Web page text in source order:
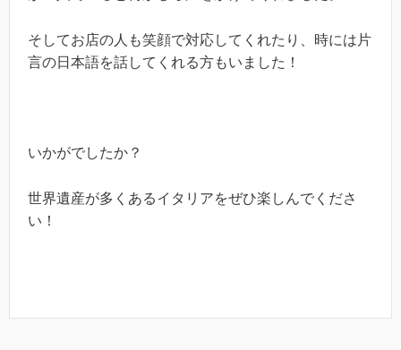
そしてお店の人も笑顔で対応してくれたり、時には片
言の日本語を話してくれる方もいました！
いかがでしたか？
世界遺産が多くあるイタリアをぜひ楽しんでくださ
い！